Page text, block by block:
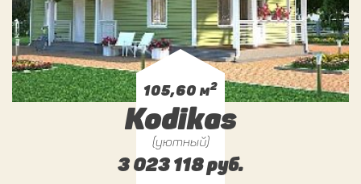
105,60 м2
Kodikas
(уютный)
3 023 118 руб.